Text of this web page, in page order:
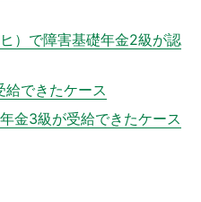
）で障害基礎年金2級が認
給できたケース
金3級が受給できたケース